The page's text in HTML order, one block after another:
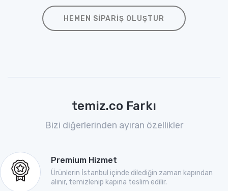
HEMEN SIPARIŞ OLUŞTUR
temiz.co Farkı
Bizi diğerlerinden ayıran özellikler
Premium Hizmet
Ürünlerin İstanbul içinde dilediğin zaman kapından
alınır, temizlenip kapına teslim edilir.